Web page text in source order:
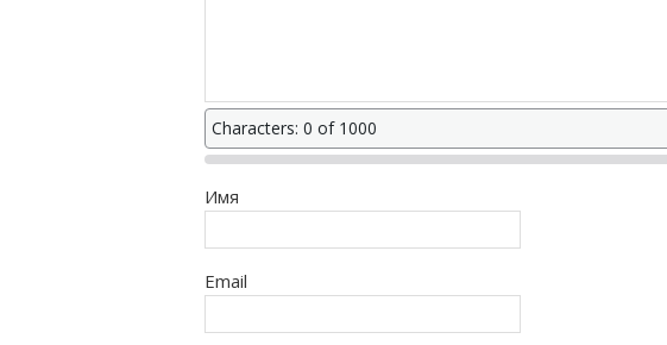
Characters: 0 of 1000
Имя
Email